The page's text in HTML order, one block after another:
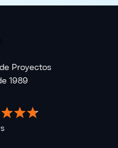
Proyectos
1989